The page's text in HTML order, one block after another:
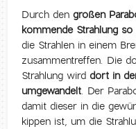
Durch dengroßen
kommende Strahlung
die Strahlen in einem
zusammentreffen. Die
Strahlung wirddort in
umgewandelt. Der
damit dieser in die
kippen ist, um die